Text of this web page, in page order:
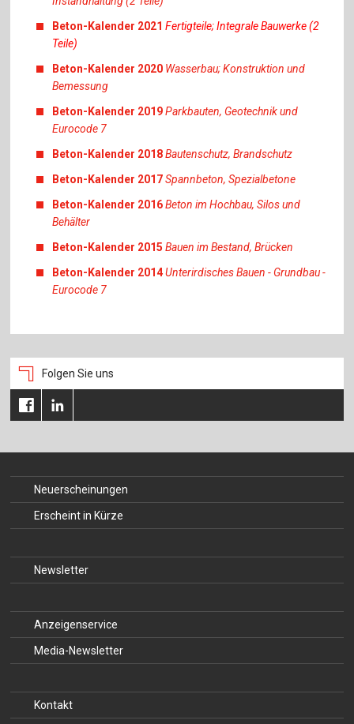
Beton-Kalender 2021Fertigteile; Integrale Bauwerke (2
Teile)
Beton-Kalender 2020 Wasserbau; Konstruktion und
Bemessung
Beton-Kalender 2019Parkbauten, Geotechnik und
Eurocode 7
Beton-Kalender 2018Bautenschutz, Brandschutz
Beton-Kalender 2017Spannbeton, Spezialbetone
Beton-Kalender 2016Beton im Hochbau, Silos und
Behälter
Beton-Kalender 2015Bauen im Bestand, Brücken
Beton-Kalender 2014Unterirdisches Bauen - Grundbau -
Eurocode 7
Folgen Sie uns
Neuerscheinungen
Erscheint in Kürze
Newsletter
Anzeigenservice
Media-Newsletter
Kontakt